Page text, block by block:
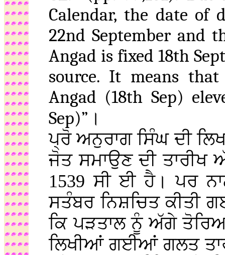
Calendar, the date of
22nd September and
Angad is fixed 18th
source. It means
Angad (18th Sep)
Sep)”।
ਪ੍ਰੋ ਅਨੁਰਾਗ ਸਿੰਘ ਦੀ
ਜੋਤ ਸਮਾਉਣ ਦੀ ਤਾਰੀਖ
1539 ਸੀ ਈ ਹੈ। ਪਰ
ਸਤੰਬਰ ਨਿਸ਼ਚਿਤ ਕੀਤੀ
ਕਿ ਪੜਤਾਲ ਨੂੰ ਅੱਗੇ
ਲਿਖੀਆਂ ਗਈਆਂ ਗਲਤ